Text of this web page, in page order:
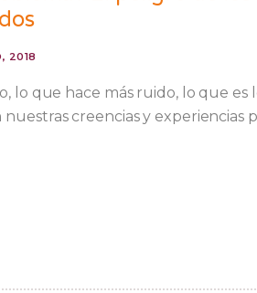
2018
lo que hace más ruido, lo que es
creencias y experiencias